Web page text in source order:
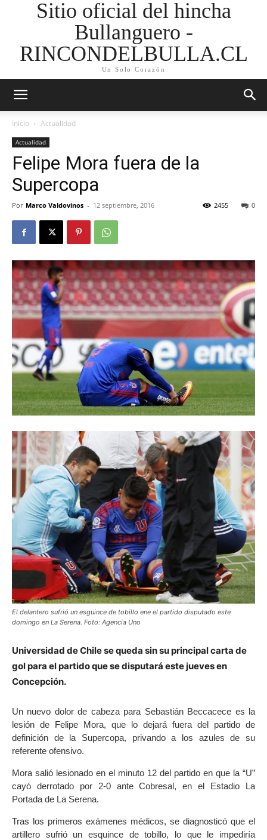
Sitio oficial del hincha
Bullanguero -
RINCONDELBULLA.CL
Un Solo Corazón
Inicio Actualidad
Actualidad
Felipe Mora fuera de la
Supercopa
Por Marco Valdovinos - 12 septiembre, 2016 0
2455
El delantero sufrió un esguince de tobillo ene el partido disputado este
domingo en La Serena. Foto: Agencia Uno
Universidad de Chile se queda sin su principal carta de
gol para el partido que se disputará este jueves en
Concepción.
Un nuevo dolor de cabeza para Sebastián Beccacece es la
lesión de Felipe Mora, que lo dejará fuera del partido de
definición de la Supercopa, privando a los azules de su
referente ofensivo.
Mora salió lesionado en el minuto 12 del partido en que la “U”
cayó derrotado por 2-0 ante Cobresal, en el Estadio La
Portada de La Serena.
Tras los primeros exámenes médicos, se diagnosticó que el
artillero sufrió un esquince de tobillo, lo que le impediría